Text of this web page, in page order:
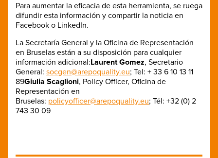
Para aumentar la eficacia de esta herramienta, se ruega
difundir esta información y compartir la noticia en
Facebook o LinkedIn.
La Secretaría General y la Oficina de Representación
en Bruselas están a su disposición para cualquier
información adicional:Laurent Gomez, Secretario
General: socgen@arepoquality.eu; Tel: + 33 6 10 13 11
89Giulia Scaglioni, Policy Officer, Oficina de
Representación en
Bruselas: policyofficer@arepoquality.eu; Tél: +32 (0) 2
743 30 09